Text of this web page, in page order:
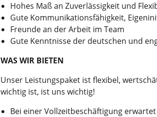
Hohes Maß an Zuverlässigkeit und
Gute Kommunikationsfähigkeit,
Freunde an der Arbeit im Team
Gute Kenntnisse der deutschen und
WAS WIR BIETEN
Unser Leistungspaket ist flexibel,
wichtig ist, ist uns wichtig!
Bei einer Vollzeitbeschäftigung